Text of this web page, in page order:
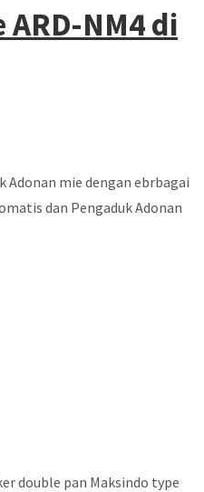
NM4 di
Adonan mie dengan ebrbagai
dan Pengaduk Adonan
double pan Maksindo type